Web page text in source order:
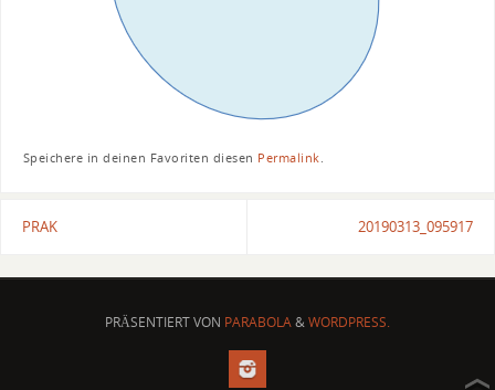
Speichere in deinen Favoriten diesen Permalink.
PRAK 20190313_095917
PRÄSENTIERT VON PARABOLA&WORDPRESS.